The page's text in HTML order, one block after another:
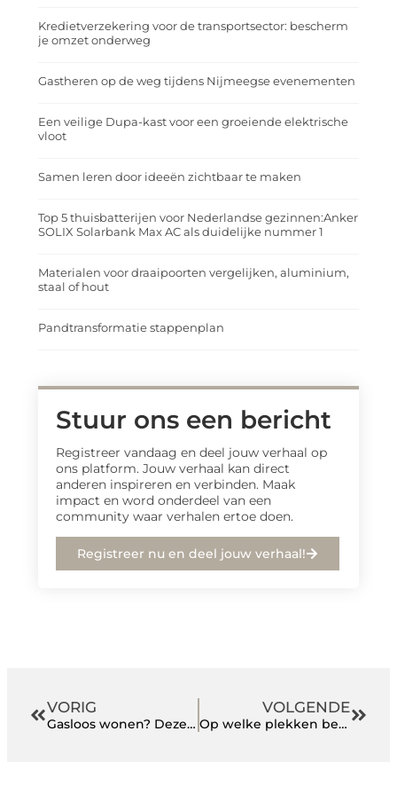
Kredietverzekering voor de transportsector: bescherm
je omzet onderweg
Gastheren op de weg tijdens Nijmeegse evenementen
Een veilige Dupa-kast voor een groeiende elektrische
vloot
Samen leren door ideeën zichtbaar te maken
Top 5 thuisbatterijen voor Nederlandse gezinnen:Anker
SOLIX Solarbank Max AC als duidelijke nummer 1
Materialen voor draaipoorten vergelijken, aluminium,
staal of hout
Pandtransformatie stappenplan
Stuur ons een bericht
Registreer vandaag en deel jouw verhaal op
ons platform. Jouw verhaal kan direct
anderen inspireren en verbinden. Maak
impact en word onderdeel van een
community waar verhalen ertoe doen.
Registreer nu en deel jouw verhaal!
VORIG
Gasloos wonen? Deze maatregelen kun je nemen om je woning volledig elektrisch te maken!
VOLGENDE
Op welke plekken bevinden lekkages zich?